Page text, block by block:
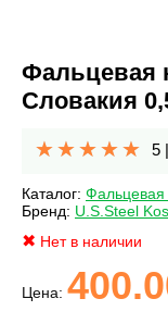
Фальцевая
Словакия
5 |
Каталог: Фальцевая
Бренд: U.S.Steel
Нет в наличии
Цена: